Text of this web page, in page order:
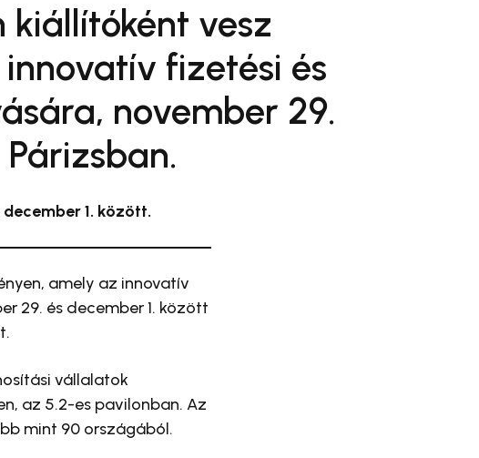
kiállítóként vesz
fizetési és
november 29.
1. között.
amely az innovatív
29. és december 1. között
vállalatok
az 5.2-es pavilonban. Az
mint 90 országából.